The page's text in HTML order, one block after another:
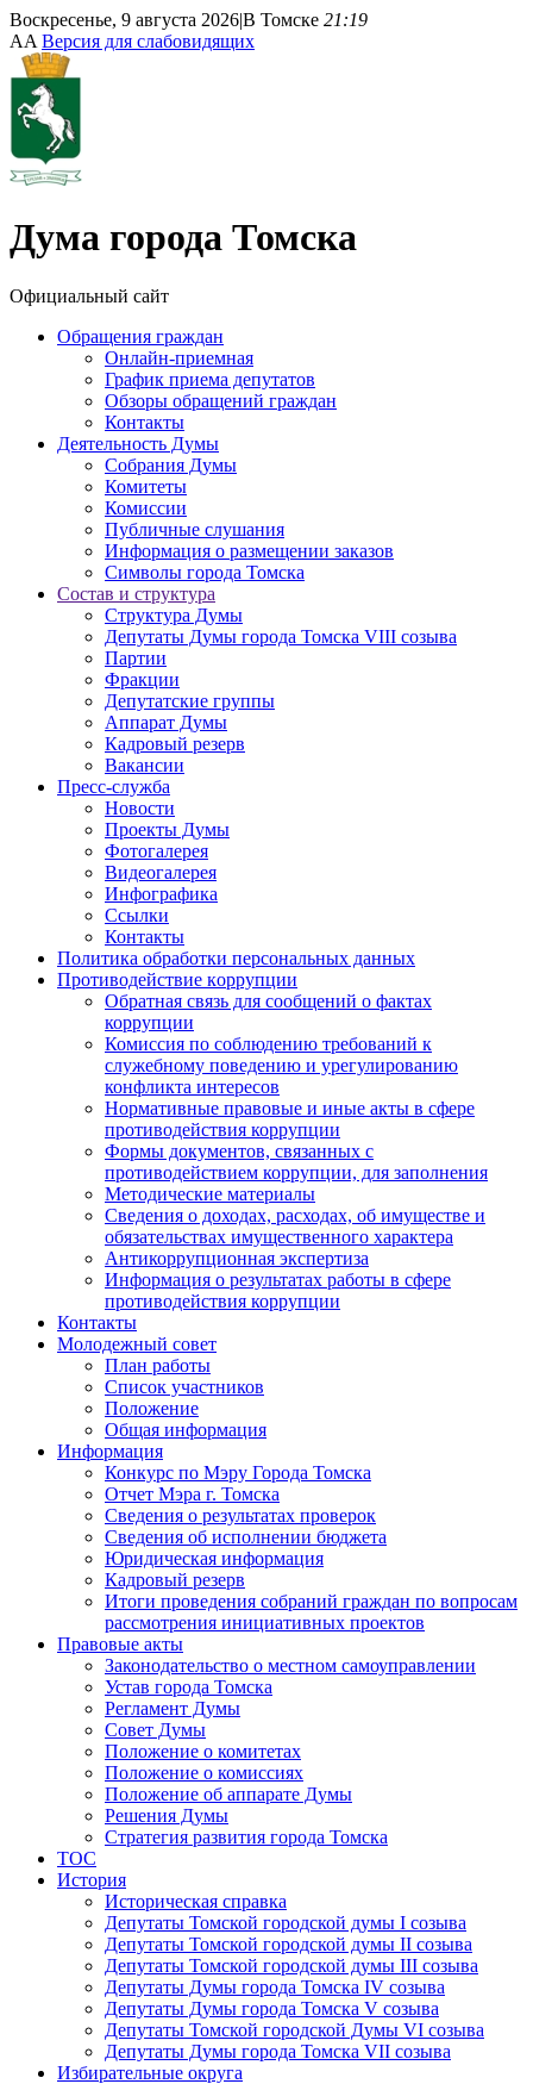
Воскресенье, 9 августа 2026|В Томске 21:19
AA Версия для слабовидящих
Дума города Томска
Официальный сайт
Обращения граждан
Онлайн-приемная
График приема депутатов
Обзоры обращений граждан
Контакты
Деятельность Думы
Собрания Думы
Комитеты
Комиссии
Публичные слушания
Информация о размещении заказов
Символы города Томска
Состав и структура
Структура Думы
Депутаты Думы города Томска VIII созыва
Партии
Фракции
Депутатские группы
Аппарат Думы
Кадровый резерв
Вакансии
Пресс-служба
Новости
Проекты Думы
Фотогалерея
Видеогалерея
Инфографика
Ссылки
Контакты
Политика обработки персональных данных
Прoтивoдeйствие кoрpупции
Обратная связь для сообщений о фактах
коррупции
Комиссия по соблюдению требований к
служебному поведению и урегулированию
конфликта интересов
Нормативные правовые и иные акты в сфере
противодействия коррупции
Формы документов, связанных с
противодействием коррупции, для заполнения
Методические материалы
Сведения о доходах, расходах, об имуществе и
обязательствах имущественного характера
Антикоррупционная экспертиза
Информация о результатах работы в сфере
противодействия коррупции
Контакты
Молодежный совет
План работы
Список участников
Положение
Общая информация
Информация
Конкурс по Мэру Города Томска
Отчет Мэра г. Томска
Сведения о результатах проверок
Сведения об исполнении бюджета
Юридическая информация
Кадровый резерв
Итоги проведения собраний граждан по вопросам
рассмотрения инициативных проектов
Правовые акты
Законодательство о местном самоуправлении
Устав города Томска
Регламент Думы
Совет Думы
Положение о комитетах
Положение о комиссиях
Положение об аппарате Думы
Решения Думы
Стратегия развития города Томска
ТОС
История
Историческая справка
Депутаты Томской городской думы I созыва
Депутаты Томской городской думы II созыва
Депутаты Томской городской думы III созыва
Депутаты Думы города Томска IV созыва
Депутаты Думы города Томска V созыва
Депутаты Томской городской Думы VI созыва
Депутаты Думы города Томска VII созыва
Избирательные округа